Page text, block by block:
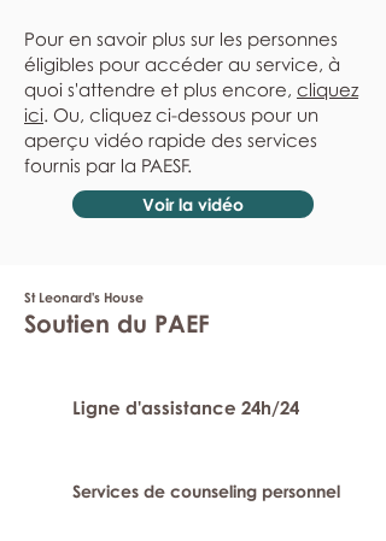
Pour en savoir plus sur les personnes
éligibles pour accéder au service, à
quoi s'attendre et plus encore, cliquez
ici. Ou, cliquez ci-dessous pour un
aperçu vidéo rapide des services
fournis par la PAESF.
Voir la vidéo
St Leonard's House
Soutien du PAEF
Ligne d'assistance 24h/24
Services de counseling personnel